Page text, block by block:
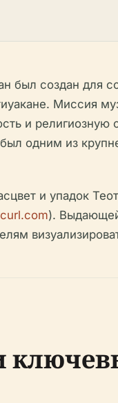
был создан для
Миссия
и религиозную
был одним из
и упадок
).